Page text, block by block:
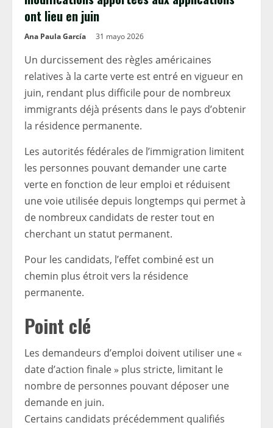
ont lieu en juin
Ana Paula García 31 mayo 2026
Un durcissement des règles américaines
relatives à la carte verte est entré en vigueur en
juin, rendant plus difficile pour de nombreux
immigrants déjà présents dans le pays d’obtenir
la résidence permanente.
Les autorités fédérales de l’immigration limitent
les personnes pouvant demander une carte
verte en fonction de leur emploi et réduisent
une voie utilisée depuis longtemps qui permet à
de nombreux candidats de rester tout en
cherchant un statut permanent.
Pour les candidats, l’effet combiné est un
chemin plus étroit vers la résidence
permanente.
Point clé
Les demandeurs d’emploi doivent utiliser une «
date d’action finale » plus stricte, limitant le
nombre de personnes pouvant déposer une
demande en juin.
Certains candidats précédemment qualifiés